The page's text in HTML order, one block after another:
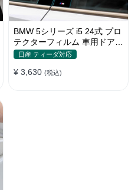
BMW 5シリーズ i5 24式 プロ
テクターフィルム 車用ドアフ
ィルム 車包装フィルム チッ
日産 ティーダ対応
¥ 3,630 (税込)